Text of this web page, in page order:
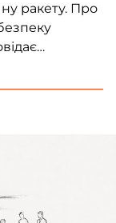
ракету. Про